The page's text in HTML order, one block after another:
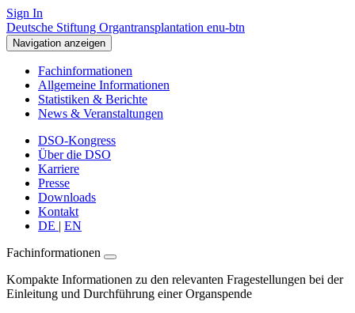
Sign In
Deutsche Stiftung Organtransplantation enu-btn
Navigation anzeigen
Fachinformationen
Allgemeine Informationen
Statistiken & Berichte
News & Veranstaltungen
DSO-Kongress
Über die DSO
Karriere
Presse
Downloads
Kontakt
DE | EN
Fachinformationen
Kompakte Informationen zu den relevanten Fragestellungen bei der
Einleitung und Durchführung einer Organspende